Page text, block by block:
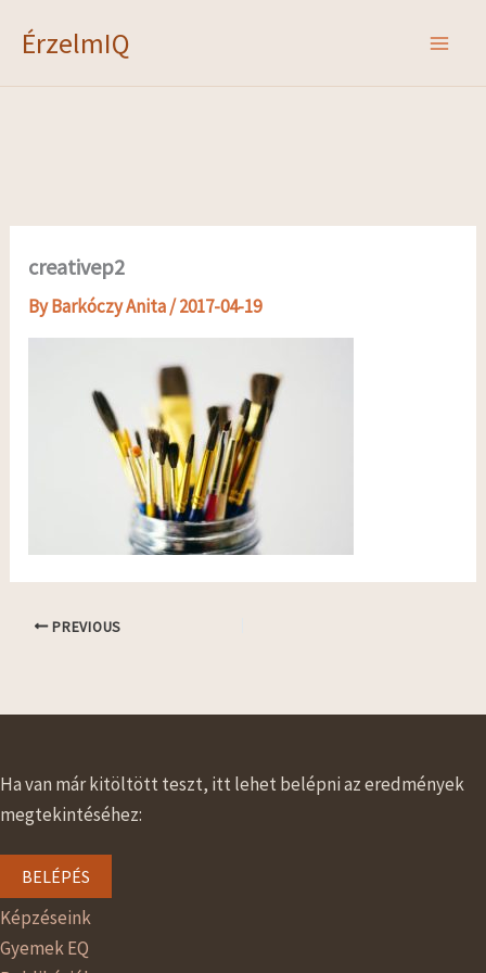
ÉrzelmIQ
creativep2
ByBarkóczy Anita/2017-04-19
PREVIOUS
Ha van már kitöltött teszt, itt lehet belépni az eredmények
megtekintéséhez:
BELÉPÉS
Képzéseink
Gyemek EQ